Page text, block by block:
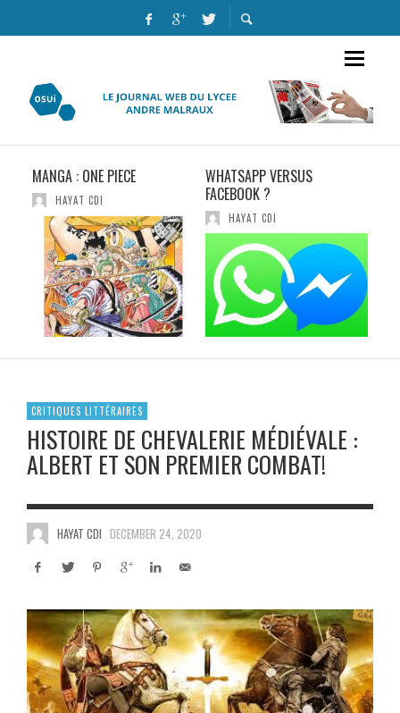
MANGA : ONE PIECE
HAYAT CDI
WHATSAPP VERSUS
FACEBOOK ?
HAYAT CDI
CRITIQUES LITTÉRAIRES
HISTOIRE DE CHEVALERIE MÉDIÉVALE :
ALBERT ET SON PREMIER COMBAT!
HAYAT CDI DECEMBER 24, 2020